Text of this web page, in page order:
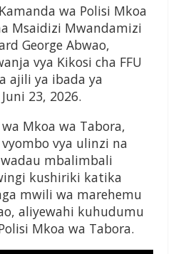
wa Polisi Mkoa
Msaidizi Mwandamizi
George Abwao,
vya Kikosi cha FFU
ajili ya ibada ya
23, 2026.
Mkoa wa Tabora,
vya ulinzi na
mbalimbali
kushiriki katika
mwili wa marehemu
aliyewahi kuhudumu
Mkoa wa Tabora.